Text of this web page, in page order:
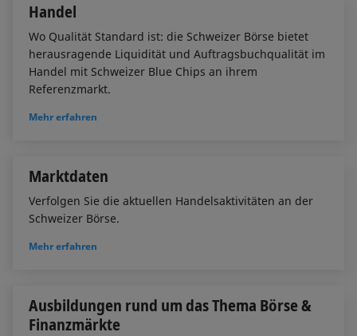
Handel
Wo Qualität Standard ist: die Schweizer Börse bietet
herausragende Liquidität und Auftragsbuchqualität im
Handel mit Schweizer Blue Chips an ihrem
Referenzmarkt.
Mehr erfahren
Marktdaten
Verfolgen Sie die aktuellen Handelsaktivitäten an der
Schweizer Börse.
Mehr erfahren
Ausbildungen rund um das Thema Börse &
Finanzmärkte